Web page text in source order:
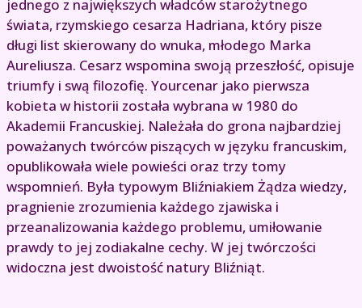
jednego z największych władców starożytnego
świata, rzymskiego cesarza Hadriana, który pisze
długi list skierowany do wnuka, młodego Marka
Aureliusza. Cesarz wspomina swoją przeszłość, opisuje
triumfy i swą filozofię. Yourcenar jako pierwsza
kobieta w historii została wybrana w 1980 do
Akademii Francuskiej. Należała do grona najbardziej
poważanych twórców piszących w języku francuskim,
opublikowała wiele powieści oraz trzy tomy
wspomnień. Była typowym Bliźniakiem Żądza wiedzy,
pragnienie zrozumienia każdego zjawiska i
przeanalizowania każdego problemu, umiłowanie
prawdy to jej zodiakalne cechy. W jej twórczości
widoczna jest dwoistość natury Bliźniąt.